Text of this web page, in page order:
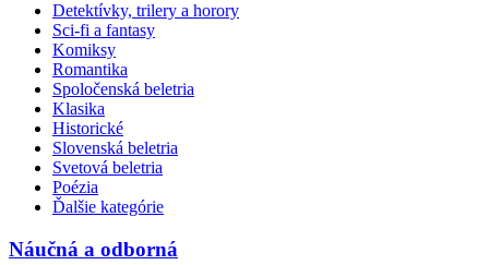
Detektívky, trilery a horory
Sci-fi a fantasy
Komiksy
Romantika
Spoločenská beletria
Klasika
Historické
Slovenská beletria
Svetová beletria
Poézia
Ďalšie kategórie
Náučná a odborná